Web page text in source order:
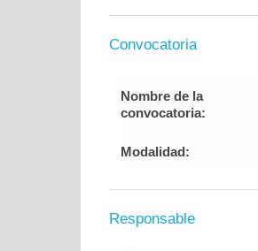
Convocatoria
Nombre de la
convocatoria:
Modalidad:
Responsable